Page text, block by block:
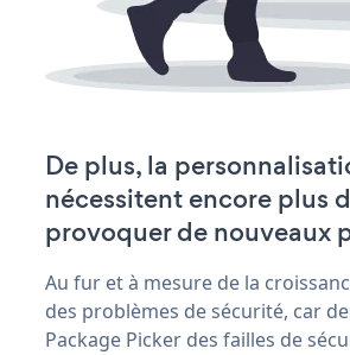
De plus, la
nécessitent encore plus
provoquer de nouveaux
Au fur et à mesure de la
des problèmes de sécurité, car
Package Picker des failles de